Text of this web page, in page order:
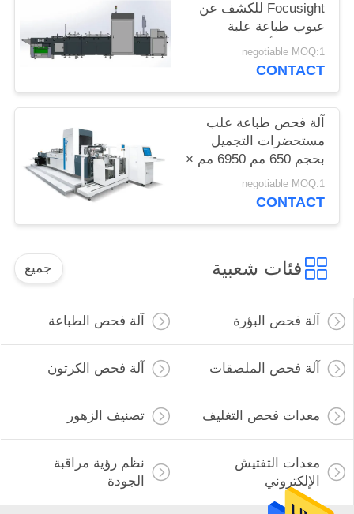
Focusight للكشف عن
عيوب طباعة علبة
معجون الأسنان
negotiable MOQ:1
CONTACT
آلة فحص طباعة علب
مستحضرات التجميل
بحجم 650 مم 6950 مم ×
3650 مم × 2200 مم
negotiable MOQ:1
CONTACT
فئات شعبية جميع
آلة فحص البؤرة آلة فحص الطباعة
آلة فحص الملصقات آلة فحص الكرتون
معدات فحص التغليف تصنيف الزهور
معدات التفتيش
الإلكتروني
نظم رؤية مراقبة
الجودة